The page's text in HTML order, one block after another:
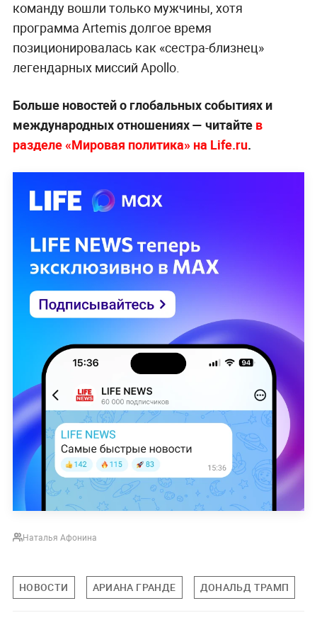
команду вошли только мужчины, хотя
программа Artemis долгое время
позиционировалась как «сестра-близнец»
легендарных миссий Apollo.
Больше новостей о глобальных событиях и
международных отношениях — читайте в
разделе «Мировая политика» на Life.ru.
Наталья Афонина
НОВОСТИ АРИАНА ГРАНДЕ ДОНАЛЬД ТРАМП